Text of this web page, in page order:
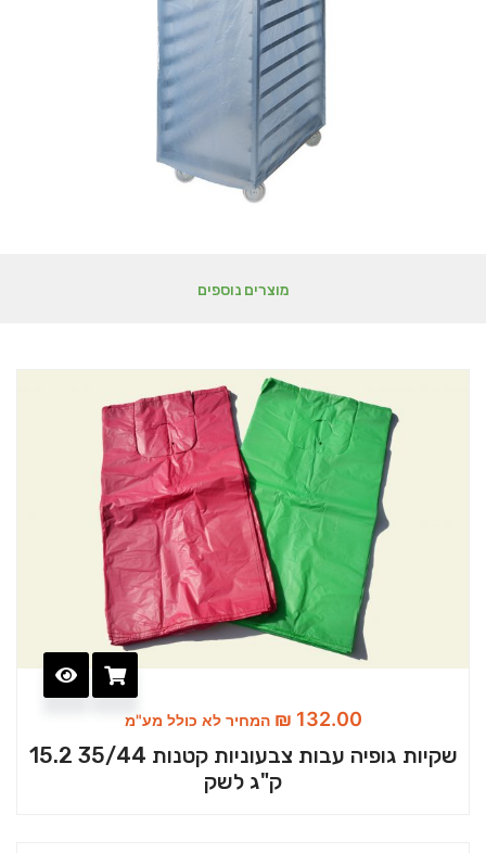
מוצרים נוספים
₪ 132.00 המחיר לא כולל מע"מ
שקיות גופיה עבות צבעוניות קטנות 35/44 15.2
ק"ג לשק